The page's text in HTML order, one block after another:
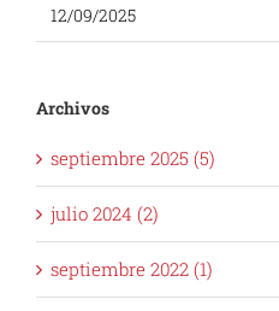
12/09/2025
Archivos
septiembre 2025 (5)
julio 2024 (2)
septiembre 2022 (1)